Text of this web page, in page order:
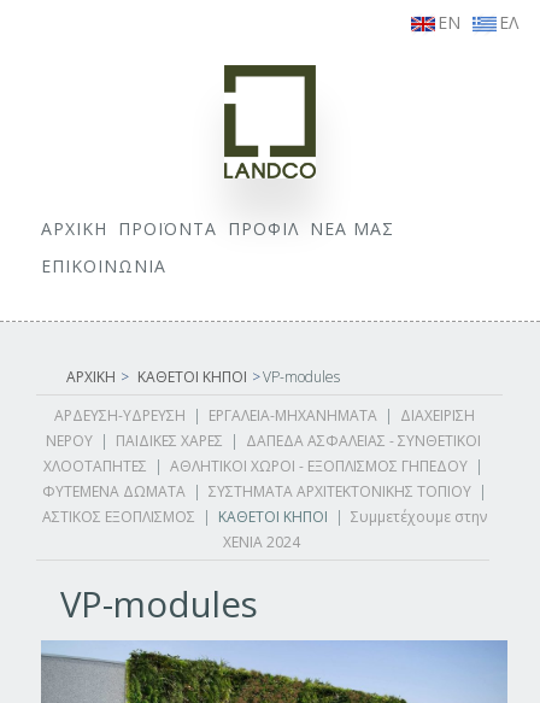
EN ΕΛ
ΑΡΧΙΚΗ ΠΡΟΪΟΝΤΑ ΠΡΟΦΙΛ ΝΕΑ ΜΑΣ
ΕΠΙΚΟΙΝΩΝΙΑ
ΑΡΧΙΚΗ > ΚΑΘΕΤΟΙ ΚΗΠΟΙ >VP-modules
ΑΡΔΕΥΣΗ-ΥΔΡΕΥΣΗ | ΕΡΓΑΛΕΙΑ-ΜΗΧΑΝΗΜΑΤΑ | ΔΙΑΧΕΙΡΙΣΗ
ΝΕΡΟΥ | ΠΑΙΔΙΚΕΣ ΧΑΡΕΣ | ΔΑΠΕΔΑ ΑΣΦΑΛΕΙΑΣ - ΣΥΝΘΕΤΙΚΟΙ
ΧΛΟΟΤΑΠΗΤΕΣ | ΑΘΛΗΤΙΚΟΙ ΧΩΡΟΙ - ΕΞΟΠΛΙΣΜΟΣ ΓΗΠΕΔΟΥ |
ΦΥΤΕΜΕΝΑ ΔΩΜΑΤΑ | ΣΥΣΤΗΜΑΤΑ ΑΡΧΙΤΕΚΤΟΝΙΚΗΣ ΤΟΠΙΟΥ |
ΑΣΤΙΚΟΣ ΕΞΟΠΛΙΣΜΟΣ | ΚΑΘΕΤΟΙ ΚΗΠΟΙ | Συμμετέχουμε στην
XENIA 2024
VP-modules